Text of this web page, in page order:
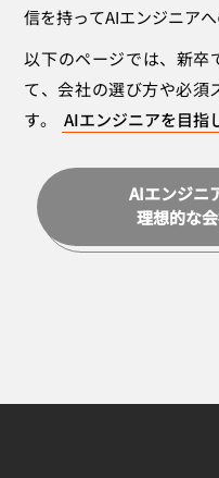
信を持ってAIエンジニア
以下のページでは、新卒
て、会社の選び方や必須
す。
AIエンジニアを目指
AIエンジニ
理想的な